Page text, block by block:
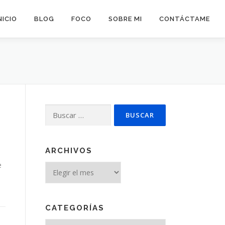
BLOG FOCO SOBRE MI CONTÁCTAME
ARCHIVOS
CATEGORÍAS